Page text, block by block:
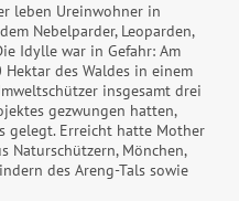
leben Ureinwohner in
Nebelparder, Leoparden,
Idylle war in Gefahr: Am
des Waldes in einem
insgesamt drei
gezwungen hatten,
gelegt. Erreicht hatte Mother
Naturschützern, Mönchen,
des Areng-Tals sowie